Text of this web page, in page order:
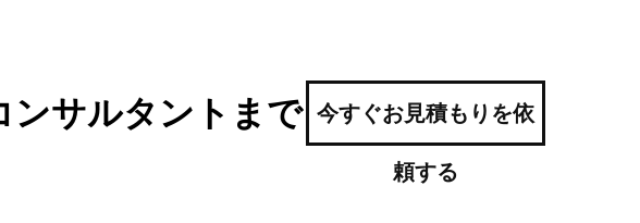
ンサルタントまで 今すぐお見積もりを依
頼する